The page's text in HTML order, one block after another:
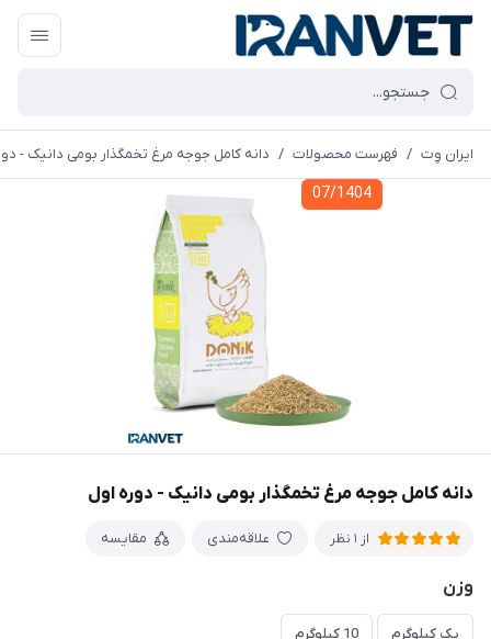
ایران وِت / فهرست محصولات / دانه کامل جوجه مرغ تخمگذار بومی دانیک -
07/1404
دانه کامل جوجه مرغ تخمگذار بومی دانیک - دوره اول
از 1 نظر علاقه‌مندی مقایسه
وزن
یک کیلوگرم 10 کیلوگرم